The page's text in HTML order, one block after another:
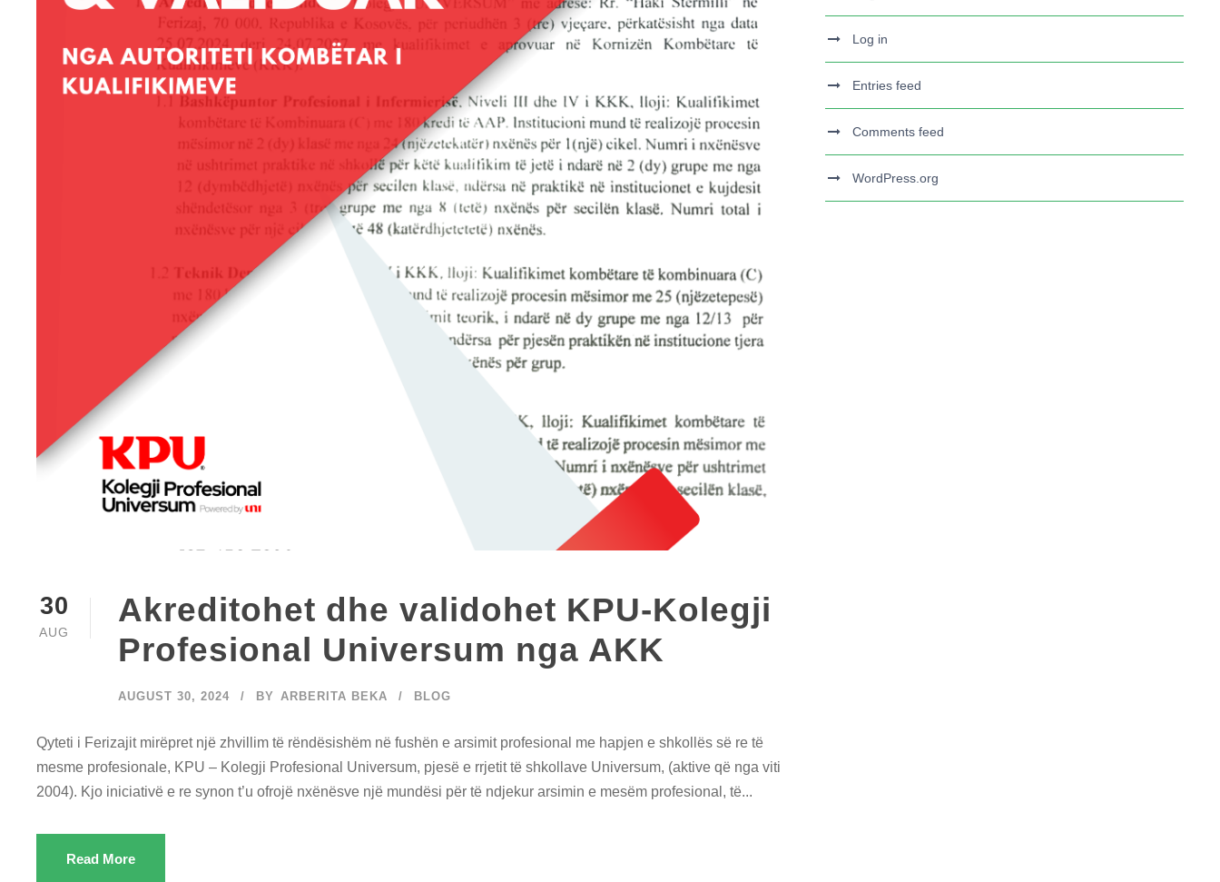
30
AUG
Akreditohet dhe validohet KPU-Kolegji
Profesional Universum nga AKK
AUGUST 30, 2024 BY ARBERITA BEKA BLOG
Qyteti i Ferizajit mirëpret një zhvillim të rëndësishëm në fushën e arsimit profesional me hapjen e shkollës së re të
mesme profesionale, KPU – Kolegji Profesional Universum, pjesë e rrjetit të shkollave Universum, (aktive që nga viti
2004). Kjo iniciativë e re synon t’u ofrojë nxënësve një mundësi për të ndjekur arsimin e mesëm profesional, të...
Read More
Log in
Entries feed
Comments feed
WordPress.org